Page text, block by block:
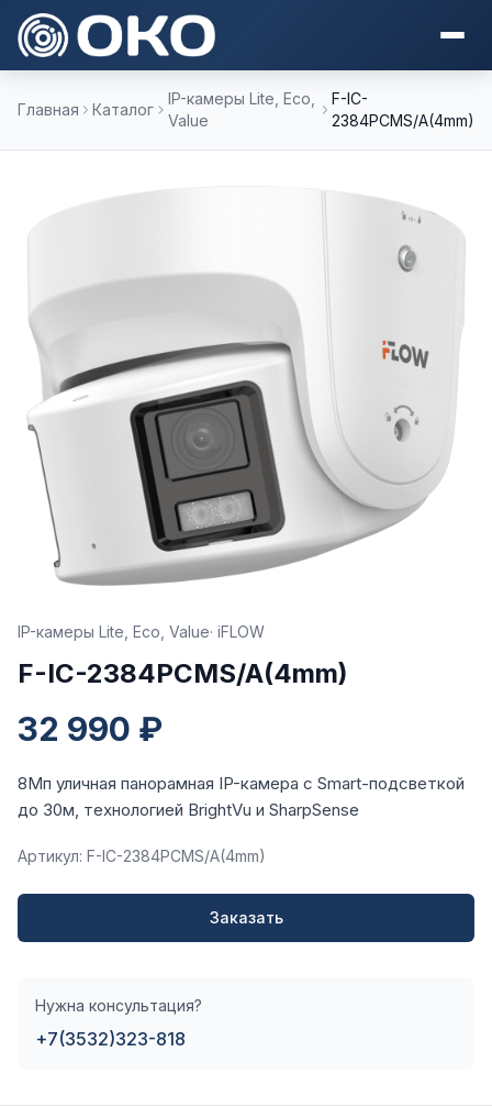
Главная Каталог
IP-камеры Lite, Eco,
Value
F-IC-
2384PCMS/A(4mm)
IP-камеры Lite, Eco, Value· iFLOW
F-IC-2384PCMS/A(4mm)
32 990 ₽
8Мп уличная панорамная IP-камера с Smart-подсветкой
до 30м, технологией BrightVu и SharpSense
Артикул: F-IC-2384PCMS/A(4mm)
Заказать
Нужна консультация?
+7(3532)323-818